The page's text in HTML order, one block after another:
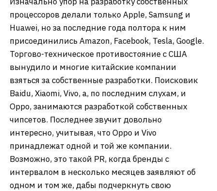
процессоров делали только Apple, Samsung и
Huawei, но за последние года полтора к ним
присоединились Amazon, Facebook, Tesla, Google.
Торгово-техническое противостояние с США
вынудило и многие китайские компании
взяться за собственные разработки. Поисковик
Baidu, Xiaomi, Vivo, а, по последним слухам, и
Oppo, занимаются разработкой собственных
чипсетов. Последнее звучит довольно
интересно, учитывая, что Oppo и Vivo
принадлежат одной и той же компании.
Возможно, это такой PR, когда бренды с
интервалом в несколько месяцев заявляют об
одном и том же, дабы подчеркнуть свою